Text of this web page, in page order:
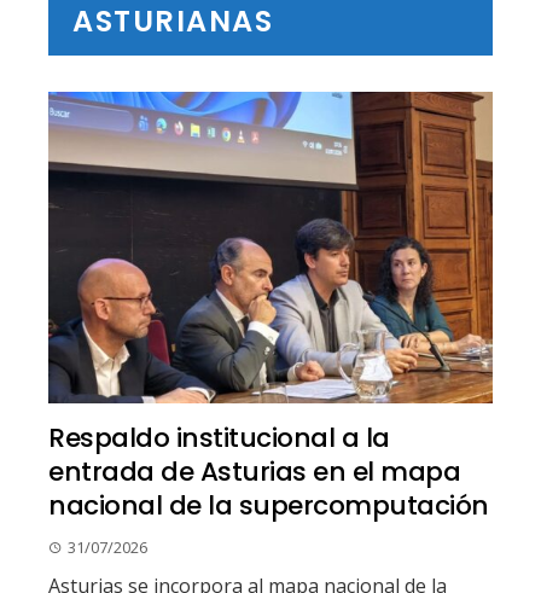
ASTURIANAS
Respaldo institucional a la
entrada de Asturias en el mapa
nacional de la supercomputación
31/07/2026
Asturias se incorpora al mapa nacional de la